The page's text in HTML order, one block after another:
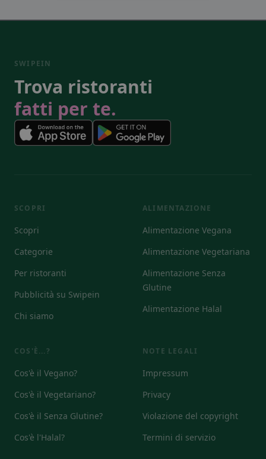
SWIPEIN
Trova ristoranti
fatti per te.
SCOPRI
Scopri
Categorie
Per ristoranti
Pubblicità su Swipein
Chi siamo
ALIMENTAZIONE
Alimentazione Vegana
Alimentazione Vegetariana
Alimentazione Senza
Glutine
Alimentazione Halal
COS'È...?
Cos'è il Vegano?
Cos'è il Vegetariano?
Cos'è il Senza Glutine?
Cos'è l'Halal?
NOTE LEGALI
Impressum
Privacy
Violazione del copyright
Termini di servizio